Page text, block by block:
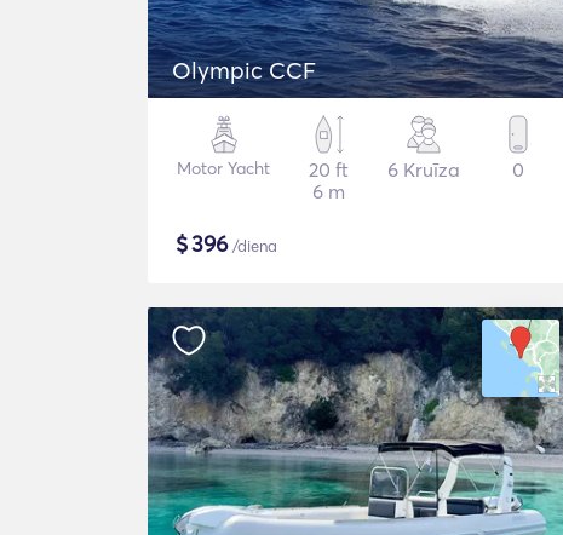
Olympic CCF
Motor Yacht
20 ft
6 m
6 Kruīza 0
$396/diena